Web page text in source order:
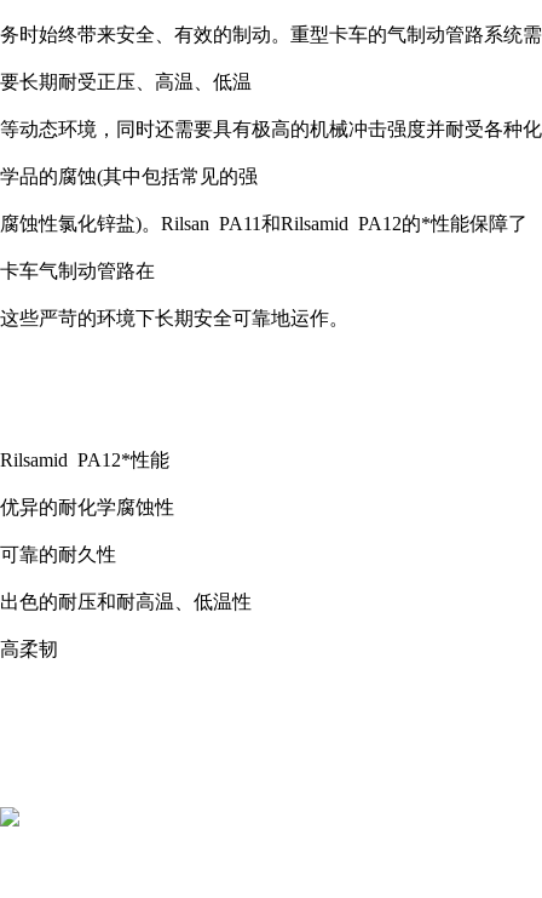
务时始终带来安全、有效的制动。重型卡车的气制动管路系统需
要长期耐受正压、高温、低温
等动态环境，同时还需要具有极高的机械冲击强度并耐受各种化
学品的腐蚀(其中包括常见的强
腐蚀性氯化锌盐)。 Rilsan PA11和Rilsamid PA12的*性能保障了
卡车气制动管路在
这些严苛的环境下长期安全可靠地运作。
Rilsamid PA12*性能
优异的耐化学腐蚀性
可靠的耐久性
出色的耐压和耐高温、低温性
高柔韧